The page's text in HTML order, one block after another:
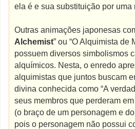
ela é e sua substituição por uma
Outras animações japonesas
Alchemist” ou “O Alquimista de
possuem diversos simbolismos
alquímicos. Nesta, o enredo
alquimistas que juntos buscam
divina conhecida como “A
seus membros que perderam
(o braço de um personagem e
pois o personagem não possui